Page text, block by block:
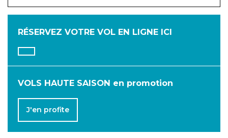
RÉSERVEZ VOTRE VOL EN LIGNE ICI
VOLS HAUTE SAISON en promotion
J'en profite
AVRIL MAI JUIN
JUILLET AOÛT SEPTEMBRE
OCTOBRE